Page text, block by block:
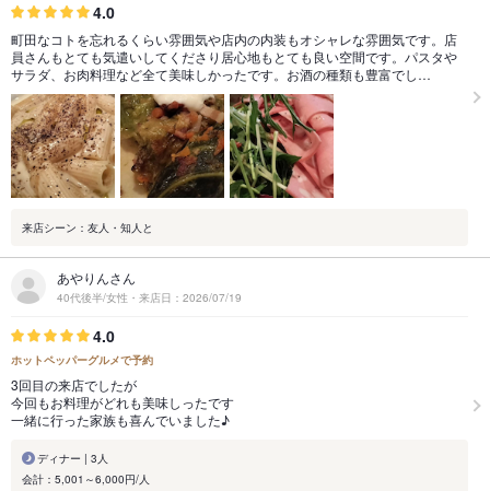
4.0
町田なコトを忘れるくらい雰囲気や店内の内装もオシャレな雰囲気です。店
員さんもとても気遣いしてくださり居心地もとても良い空間です。パスタや
サラダ、お肉料理など全て美味しかったです。お酒の種類も豊富でし…
来店シーン：友人・知人と
あやりんさん
40代後半/女性・来店日：2026/07/19
4.0
ホットペッパーグルメで予約
3回目の来店でしたが
今回もお料理がどれも美味しったです
一緒に行った家族も喜んでいました♪
ディナー | 3人
会計：5,001～6,000円/人